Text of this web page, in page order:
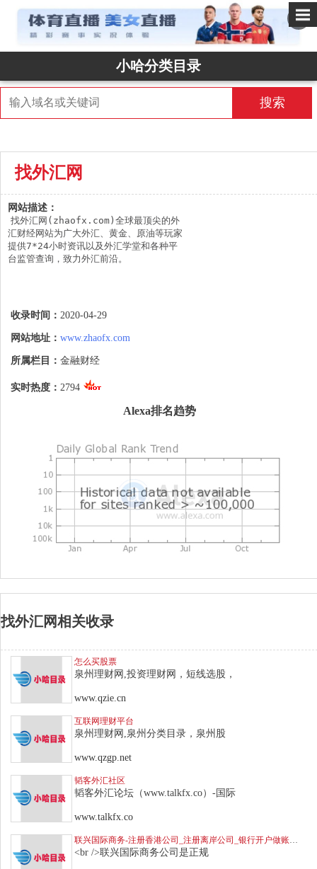
✕
小哈分类目录
搜索
找外汇网
网站描述：
找外汇网(zhaofx.com)全球最顶尖的外
汇财经网站为广大外汇、黄金、原油等玩家
提供7*24小时资讯以及外汇学堂和各种平
台监管查询，致力外汇前沿。
收录时间： 2020-04-29
网站地址： www.zhaofx.com
所属栏目： 金融财经
实时热度： 2794
Alexa排名趋势
找外汇网相关收录
怎么买股票
泉州理财网,投资理财网，短线选股，
www.qzie.cn
互联网理财平台
泉州理财网,泉州分类目录，泉州股
www.qzgp.net
韬客外汇社区
韬客外汇论坛（www.talkfx.co）-国际
www.talkfx.co
<br />联兴国际商务公司是正规